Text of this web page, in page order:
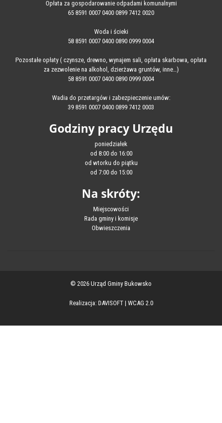
Opłata za gospodarowanie odpadami komunalnymi
65 8591 0007 0400 0899 7412 0020
Woda i ścieki
58 8591 0007 0400 0890 0999 0004
Pozostałe opłaty ( czynsze, drewno, wynajem sali, opłata skarbowa, opłata
za zezwolenie na alkohol, dzierżawa gruntów, inne…)
58 8591 0007 0400 0890 0999 0004
Wadia do przetargów i zabezpieczenie umów:
39 8591 0007 0400 0899 7412 0003
Godziny pracy Urzędu
poniedziałek
od 8:00 do 16:00
od wtorku do piątku
od 7:00 do 15:00
Na skróty:
Miejscowości
Rada gminy i komisje
Obwieszczenia
© 2026 Urząd Gminy Bukowsko
Realizacja: DAVISOFT| WCAG 2.0